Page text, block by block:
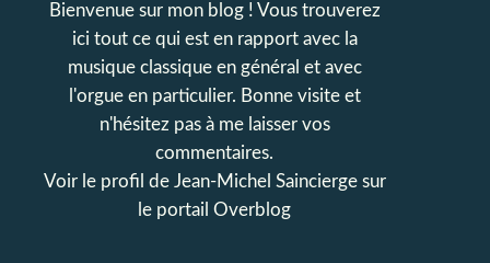
Bienvenue sur mon blog ! Vous trouverez
ici tout ce qui est en rapport avec la
musique classique en général et avec
l'orgue en particulier. Bonne visite et
n'hésitez pas à me laisser vos
commentaires.
Voir le profil de Jean-Michel Sainciergesur
le portail Overblog